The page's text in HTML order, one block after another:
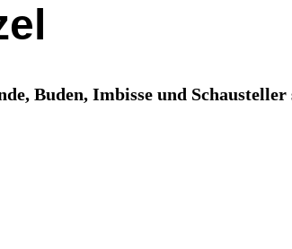
Buden, Imbisse und Schausteller